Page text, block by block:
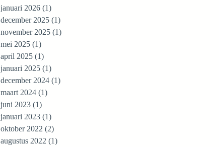
januari 2026 (1)
december 2025 (1)
november 2025 (1)
mei 2025 (1)
april 2025 (1)
januari 2025 (1)
december 2024 (1)
maart 2024 (1)
juni 2023 (1)
januari 2023 (1)
oktober 2022 (2)
augustus 2022 (1)